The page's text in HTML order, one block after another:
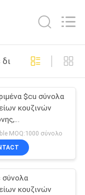
$cu σύνολα
κουζινών
εργαλεία
ODM ξύλινα
MOQ:1000 σύνολο
σύνολα
κουζινών